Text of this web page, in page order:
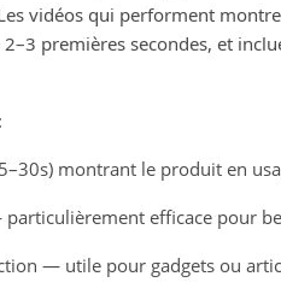
vidéos qui performent
premières secondes, et
montrant le produit en
efficace pour
— utile pour gadgets ou